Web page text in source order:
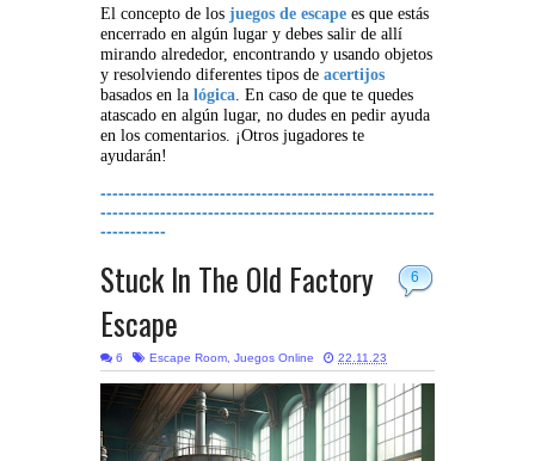
El concepto de los juegos de escape es que estás
encerrado en algún lugar y debes salir de allí
mirando alrededor, encontrando y usando objetos
y resolviendo diferentes tipos de acertijos
basados en la lógica. En caso de que te quedes
atascado en algún lugar, no dudes en pedir ayuda
en los comentarios. ¡Otros jugadores te
ayudarán!
--------------------------------------------------------
--------------------------------------------------------
-----------
6
Stuck In The Old Factory
Escape
6 Escape Room, Juegos Online 22.11.23